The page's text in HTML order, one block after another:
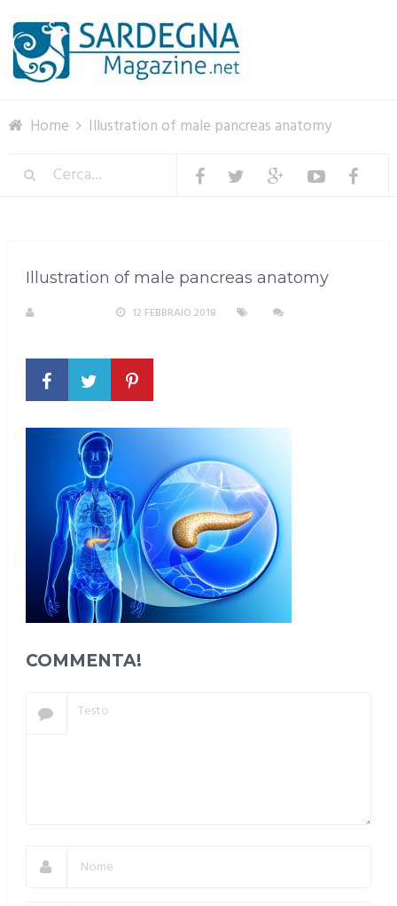
Home Illustration of male pancreas anatomy
Illustration of male pancreas anatomy
12 FEBBRAIO 2018
COMMENTA!